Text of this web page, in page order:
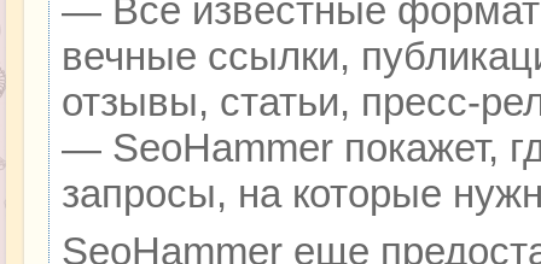
— Все известные
вечные ссылки,
отзывы, статьи, пресс-
— SeoHammer покажет,
запросы, на которые
SeoHammer еще